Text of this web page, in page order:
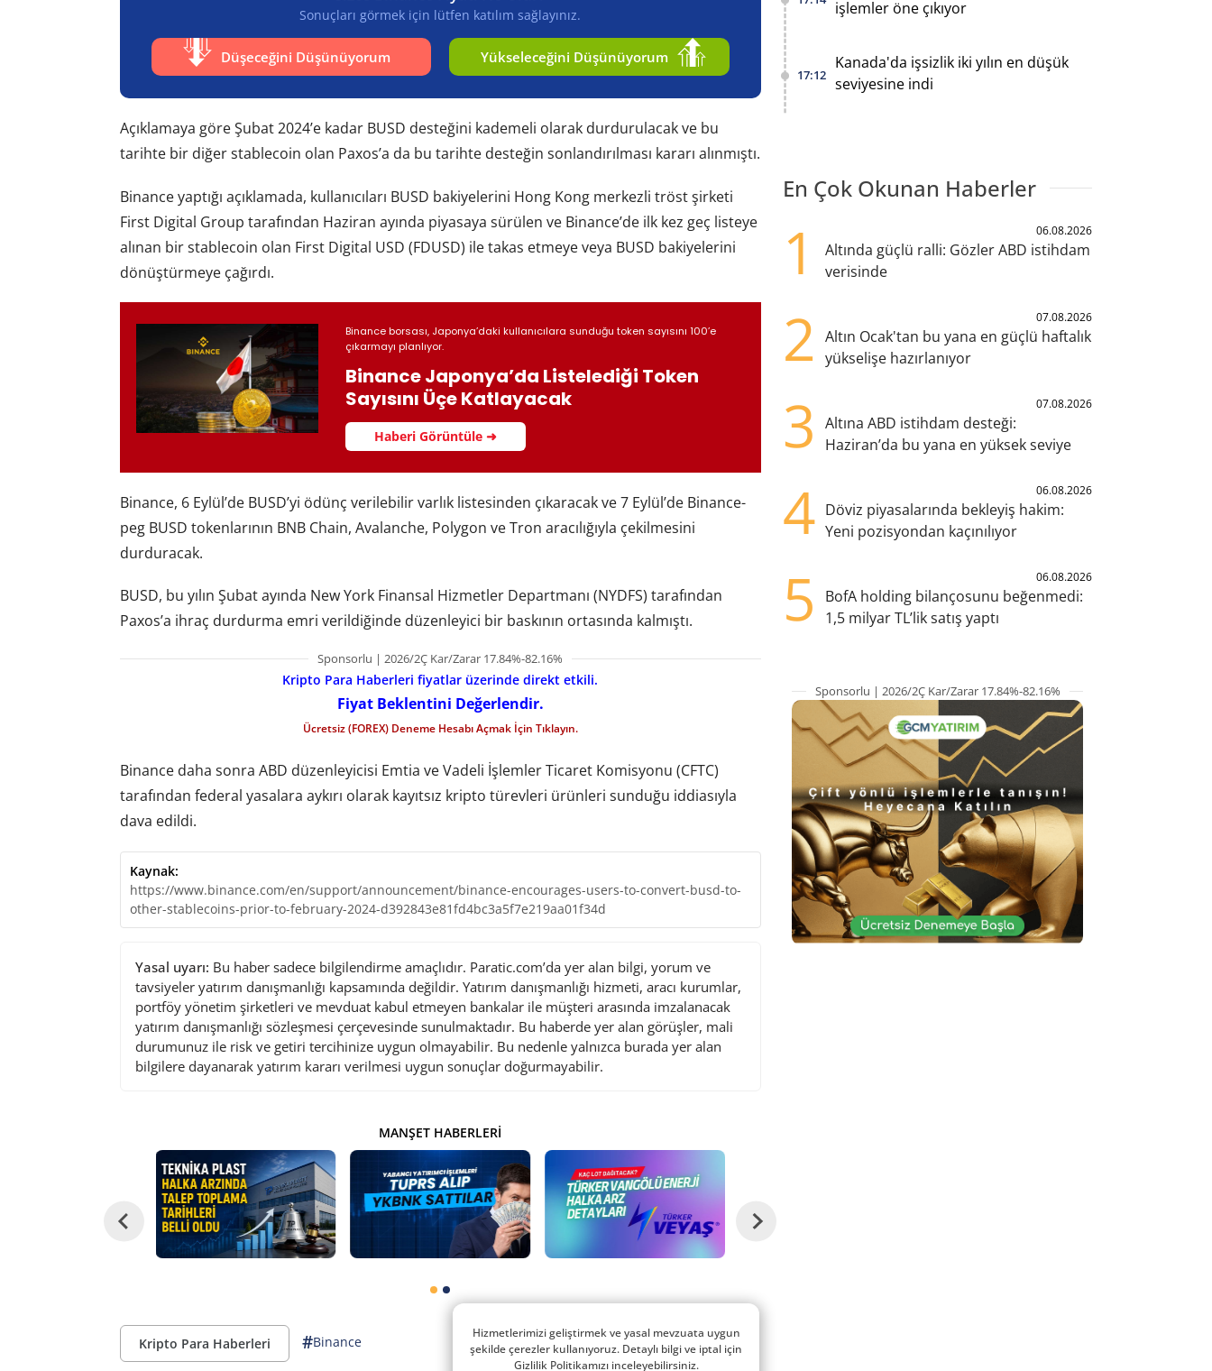
Sonuçları görmek için lütfen katılım sağlayınız.
Düşeceğini Düşünüyorum Yükseleceğini Düşünüyorum
Açıklamaya göre Şubat 2024’e kadar BUSD desteğini kademeli olarak durdurulacak ve bu
tarihte bir diğer stablecoin olan Paxos’a da bu tarihte desteğin sonlandırılması kararı alınmıştı.
Binance yaptığı açıklamada, kullanıcıları BUSD bakiyelerini Hong Kong merkezli tröst şirketi
First Digital Group tarafından Haziran ayında piyasaya sürülen ve Binance’de ilk kez geç listeye
alınan bir stablecoin olan First Digital USD (FDUSD) ile takas etmeye veya BUSD bakiyelerini
dönüştürmeye çağırdı.
Binance borsası, Japonya’daki kullanıcılara sunduğu token sayısını 100’e
çıkarmayı planlıyor.
Binance Japonya’da Listelediği Token
Sayısını Üçe Katlayacak
Haberi Görüntüle ➜
Binance, 6 Eylül’de BUSD’yi ödünç verilebilir varlık listesinden çıkaracak ve 7 Eylül’de Binance-
peg BUSD tokenlarının BNB Chain, Avalanche, Polygon ve Tron aracılığıyla çekilmesini
durduracak.
BUSD, bu yılın Şubat ayında New York Finansal Hizmetler Departmanı (NYDFS) tarafından
Paxos’a ihraç durdurma emri verildiğinde düzenleyici bir baskının ortasında kalmıştı.
Sponsorlu | 2026/2Ç Kar/Zarar 17.84%-82.16%
Kripto Para Haberleri fiyatlar üzerinde direkt etkili.
Fiyat Beklentini Değerlendir.
Ücretsiz (FOREX) Deneme Hesabı Açmak İçin Tıklayın.
Binance daha sonra ABD düzenleyicisi Emtia ve Vadeli İşlemler Ticaret Komisyonu (CFTC)
tarafından federal yasalara aykırı olarak kayıtsız kripto türevleri ürünleri sunduğu iddiasıyla
dava edildi.
Kaynak:
https://www.binance.com/en/support/announcement/binance-encourages-users-to-convert-busd-to-
other-stablecoins-prior-to-february-2024-d392843e81fd4bc3a5f7e219aa01f34d
Yasal uyarı: Bu haber sadece bilgilendirme amaçlıdır. Paratic.com’da yer alan bilgi, yorum ve
tavsiyeler yatırım danışmanlığı kapsamında değildir. Yatırım danışmanlığı hizmeti, aracı kurumlar,
portföy yönetim şirketleri ve mevduat kabul etmeyen bankalar ile müşteri arasında imzalanacak
yatırım danışmanlığı sözleşmesi çerçevesinde sunulmaktadır. Bu haberde yer alan görüşler, mali
durumunuz ile risk ve getiri tercihinize uygun olmayabilir. Bu nedenle yalnızca burada yer alan
bilgilere dayanarak yatırım kararı verilmesi uygun sonuçlar doğurmayabilir.
MANŞET HABERLERI
Kripto Para Haberleri #Binance
işlemler öne çıkıyor
17:12
Kanada'da işsizlik iki yılın en düşük
seviyesine indi
En Çok Okunan Haberler
1 06.08.2026
Altında güçlü ralli: Gözler ABD istihdam
verisinde
2 07.08.2026
Altın Ocak'tan bu yana en güçlü haftalık
yükselişe hazırlanıyor
3 07.08.2026
Altına ABD istihdam desteği:
Haziran’da bu yana en yüksek seviye
4 06.08.2026
Döviz piyasalarında bekleyiş hakim:
Yeni pozisyondan kaçınılıyor
5 06.08.2026
BofA holding bilançosunu beğenmedi:
1,5 milyar TL’lik satış yaptı
Sponsorlu | 2026/2Ç Kar/Zarar 17.84%-82.16%
Hizmetlerimizi geliştirmek ve yasal mevzuata uygun
şekilde çerezler kullanıyoruz. Detaylı bilgi ve iptal için
Gizlilik Politikamızı inceleyebilirsiniz.